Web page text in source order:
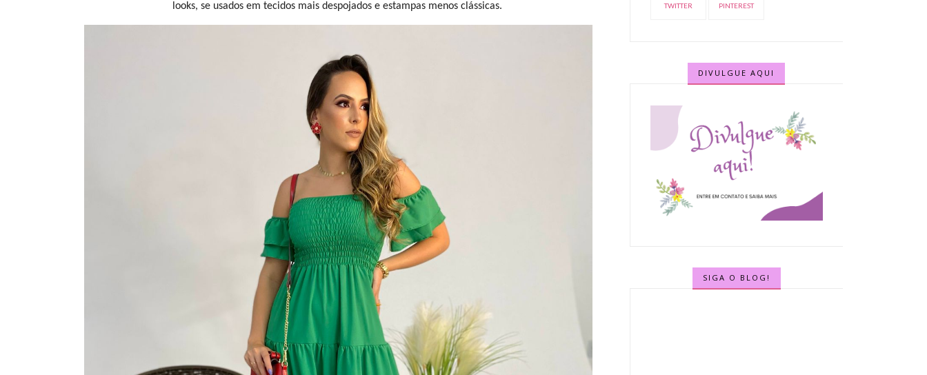
looks, se usados em tecidos mais despojados e estampas menos clássicas.
TWITTER PINTEREST
DIVULGUE AQUI
SIGA O BLOG!